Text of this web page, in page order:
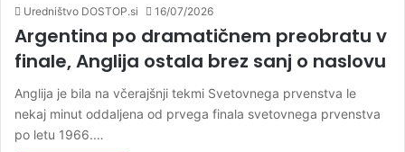
Uredništvo DOSTOP.si 16/07/2026
Argentina po dramatičnem preobratu v
finale, Anglija ostala brez sanj o naslovu
Anglija je bila na včerajšnji tekmi Svetovnega prvenstva le
nekaj minut oddaljena od prvega finala svetovnega prvenstva
po letu 1966.…